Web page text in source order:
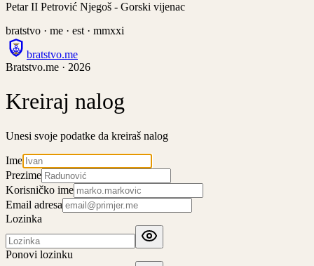
Petar II Petrović Njegoš - Gorski vijenac
bratstvo · me · est · mmxxi
bratstvo.me
Bratstvo.me · 2026
Kreiraj nalog
Unesi svoje podatke da kreiraš nalog
Ime
Prezime
Korisničko ime
Email adresa
Lozinka
Ponovi lozinku